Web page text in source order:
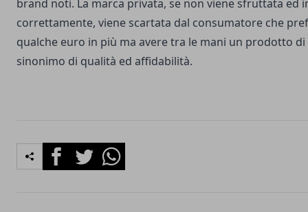
brand noti. La marca privata, se non viene sfruttata ed
correttamente, viene scartata dal consumatore che
qualche euro in più ma avere tra le mani un prodotto
sinonimo di qualità ed affidabilità.
FacebookTwitterWhatsapp